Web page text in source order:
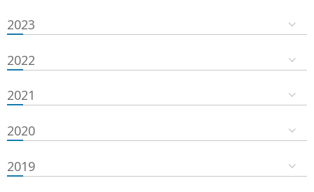
2023
2022
2021
2020
2019